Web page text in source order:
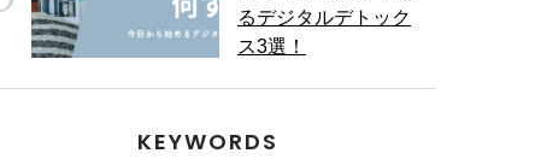
るデジタルデトック
ス3選！
KEYWORDS